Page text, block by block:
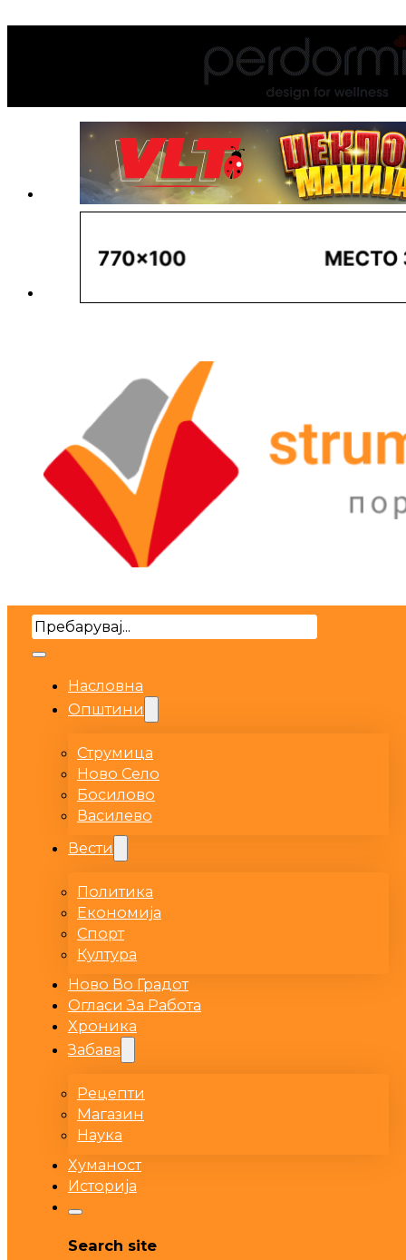
Search
Насловна
Општини
Струмица
Ново Село
Босилово
Василево
Вести
Политика
Економија
Спорт
Култура
Ново Во Градот
Огласи За Работа
Хроника
Забава
Рецепти
Магазин
Наука
Хуманост
Историја
Search site